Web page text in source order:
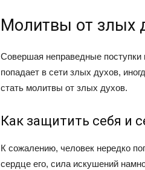
Молитвы от злых
Совершая неправедные поступки
попадает в сети злых духов,
стать молитвы от злых духов.
Как защитить себя и
К сожалению, человек нередко
сердце его, сила искушений